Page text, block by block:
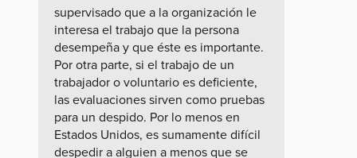
supervisado que a la organización le
interesa el trabajo que la persona
desempeña y que éste es importante.
Por otra parte, si el trabajo de un
trabajador o voluntario es deficiente,
las evaluaciones sirven como pruebas
para un despido. Por lo menos en
Estados Unidos, es sumamente difícil
despedir a alguien a menos que se